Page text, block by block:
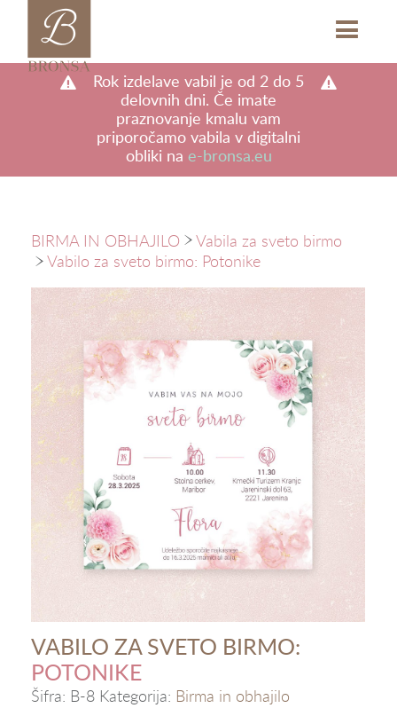
b M
Rok izdelave vabil je od 2 do 5
delovnih dni. Če imate
praznovanje kmalu vam
priporočamo vabila v digitalni
obliki na e-bronsa.eu
BIRMA IN OBHAJILO a Vabila za sveto birmo
a Vabilo za sveto birmo: Potonike
VABILO ZA SVETO BIRMO:
POTONIKE
Šifra: B-8 Kategorija: Birma in obhajilo